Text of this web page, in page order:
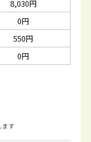
8,030円
0円
550円
0円
ます